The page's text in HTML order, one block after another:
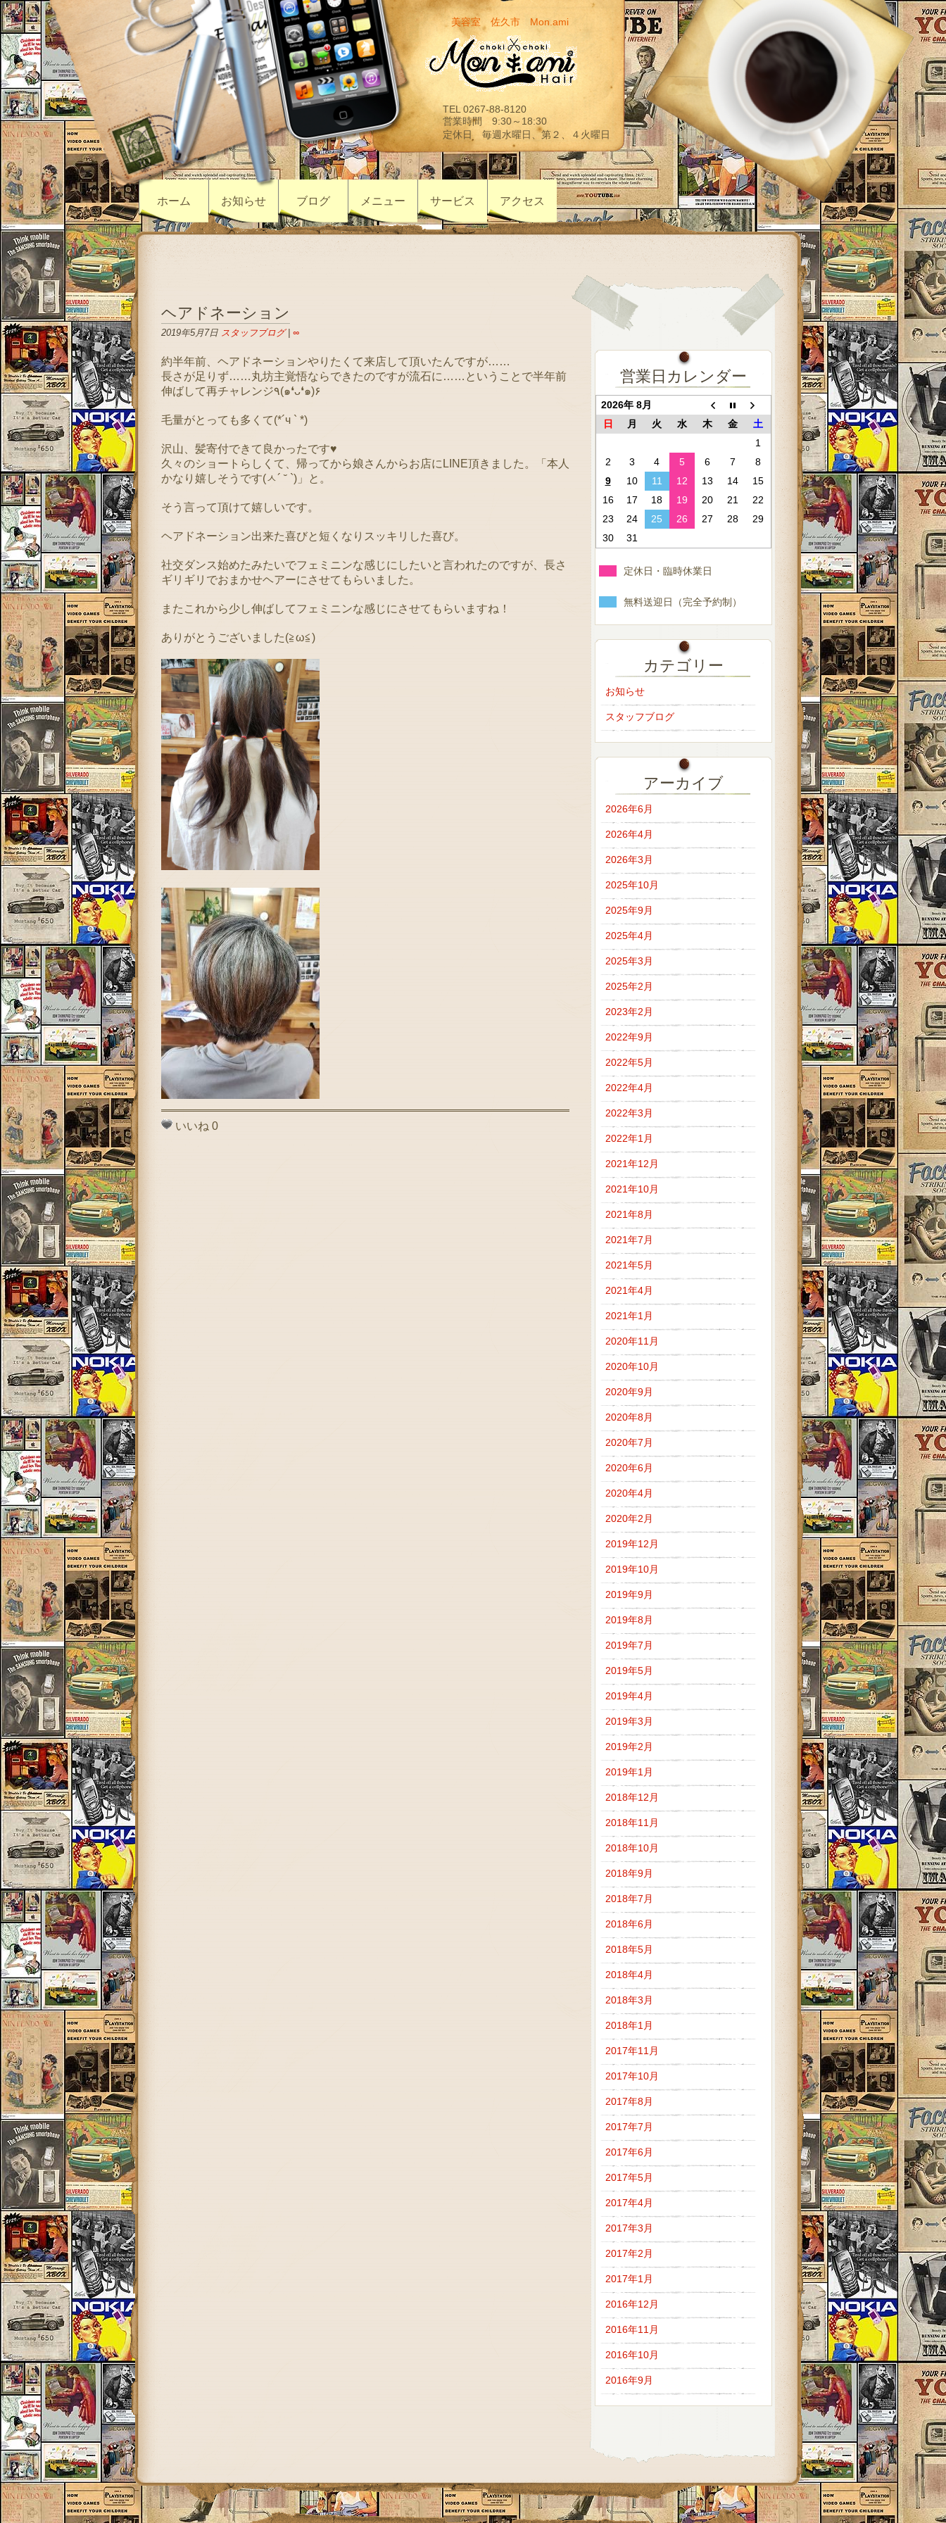
美容室 佐久市 Mon.ami
TEL 0267-88-8120
営業時間 9:30～18:30
定休日 毎週水曜日、第２、４火曜日
ホーム お知らせ ブログ メニュー サービス アクセス
ヘアドネーション
2019年5月7日 スタッフブログ| ∞
約半年前、ヘアドネーションやりたくて来店して頂いたんですが……
長さが足りず……丸坊主覚悟ならできたのですが流石に……ということで半年前
伸ばして再チャレンジ٩(๑❛ᴗ❛๑)۶
毛量がとっても多くて(*´ч ` *)
沢山、髪寄付できて良かったです♥
久々のショートらしくて、帰ってから娘さんからお店にLINE頂きました。「本人
かなり嬉しそうです(ㅅ´ ˘ `)」と。
そう言って頂けて嬉しいです。
ヘアドネーション出来た喜びと短くなりスッキリした喜び。
社交ダンス始めたみたいでフェミニンな感じにしたいと言われたのですが、長さ
ギリギリでおまかせヘアーにさせてもらいました。
またこれから少し伸ばしてフェミニンな感じにさせてもらいますね！
ありがとうございました(≧ω≦)
いいね 0
営業日カレンダー
2026年 8月
日
月 火 水 木 金
土
1
2
3 4 5 6 7
8
9
10 11 12 13 14
15
16
17 18 19 20 21
22
23
24 25 26 27 28
29
30
31
定休日・臨時休業日
無料送迎日（完全予約制）
カテゴリー
お知らせ
スタッフブログ
アーカイブ
2026年6月
2026年4月
2026年3月
2025年10月
2025年9月
2025年4月
2025年3月
2025年2月
2023年2月
2022年9月
2022年5月
2022年4月
2022年3月
2022年1月
2021年12月
2021年10月
2021年8月
2021年7月
2021年5月
2021年4月
2021年1月
2020年11月
2020年10月
2020年9月
2020年8月
2020年7月
2020年6月
2020年4月
2020年2月
2019年12月
2019年10月
2019年9月
2019年8月
2019年7月
2019年5月
2019年4月
2019年3月
2019年2月
2019年1月
2018年12月
2018年11月
2018年10月
2018年9月
2018年7月
2018年6月
2018年5月
2018年4月
2018年3月
2018年1月
2017年11月
2017年10月
2017年8月
2017年7月
2017年6月
2017年5月
2017年4月
2017年3月
2017年2月
2017年1月
2016年12月
2016年11月
2016年10月
2016年9月